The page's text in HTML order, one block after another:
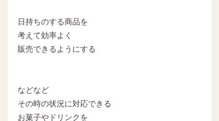
日持ちのする商品を
考えて効率よく
販売できるようにする
などなど
その時の状況に対応できる
お菓子やドリンクを